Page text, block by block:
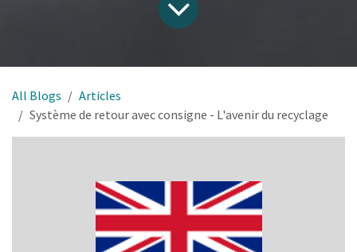
All Blogs
Articles
Système de retour avec consigne - L'avenir du recyclage